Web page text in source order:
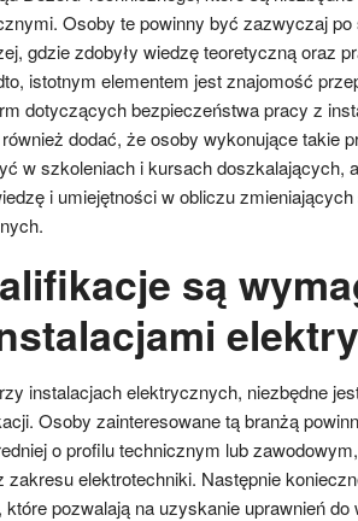
Osoby te powinny być zazwyczaj po
gdzie zdobyły wiedzę teoretyczną oraz
istotnym elementem jest znajomość
dotyczących bezpieczeństwa pracy z
dodać, że osoby wykonujące takie
w szkoleniach i kursach doszkalających,
i umiejętności w obliczu
są
instalacjach elektrycznych, niezbędne
Osoby zainteresowane tą branżą
o profilu technicznym lub
zakresu elektrotechniki. Następnie
pozwalają na uzyskanie uprawnień do